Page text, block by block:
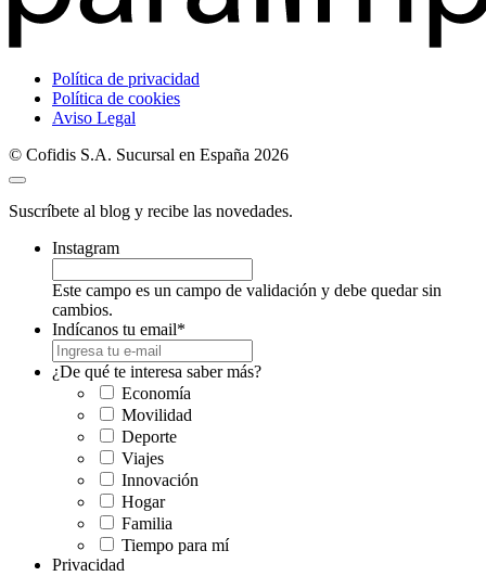
Política de privacidad
Política de cookies
Aviso Legal
© Cofidis S.A. Sucursal en España 2026
Suscríbete al blog y recibe las novedades.
Instagram
Este campo es un campo de validación y debe quedar sin
cambios.
Indícanos tu email*
¿De qué te interesa saber más?
Economía
Movilidad
Deporte
Viajes
Innovación
Hogar
Familia
Tiempo para mí
Privacidad